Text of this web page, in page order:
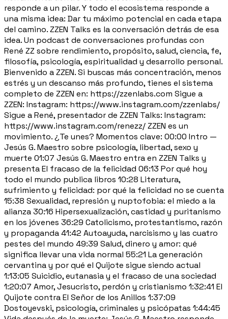
responde a un pilar. Y todo el ecosistema responde a
una misma idea: Dar tu máximo potencial en cada etapa
del camino. ZZEN Talks es la conversación detrás de esa
idea. Un podcast de conversaciones profundas con
René ZZ sobre rendimiento, propósito, salud, ciencia, fe,
filosofía, psicología, espiritualidad y desarrollo personal.
Bienvenido a ZZEN. Si buscas más concentración, menos
estrés y un descanso más profundo, tienes el sistema
completo de ZZEN en: https://zzenlabs.com Sigue a
ZZEN: Instagram: https://www.instagram.com/zzenlabs/
Sigue a René, presentador de ZZEN Talks: Instagram:
https://www.instagram.com/renezz/ ZZEN es un
movimiento. ¿Te unes? Momentos clave: 00:00 Intro —
Jesús G. Maestro sobre psicología, libertad, sexo y
muerte 01:07 Jesús G. Maestro entra en ZZEN Talks y
presenta El fracaso de la felicidad 06:13 Por qué hoy
todo el mundo publica libros 10:28 Literatura,
sufrimiento y felicidad: por qué la felicidad no se cuenta
15:38 Sexualidad, represión y nuptofobia: el miedo a la
alianza 30:16 Hipersexualización, castidad y puritanismo
en los jóvenes 36:29 Catolicismo, protestantismo, razón
y propaganda 41:42 Autoayuda, narcisismo y las cuatro
pestes del mundo 49:39 Salud, dinero y amor: qué
significa llevar una vida normal 55:21 La generación
cervantina y por qué el Quijote sigue siendo actual
1:13:05 Suicidio, eutanasia y el fracaso de una sociedad
1:20:07 Amor, Jesucristo, perdón y cristianismo 1:32:41 El
Quijote contra El Señor de los Anillos 1:37:09
Dostoyevski, psicología, criminales y psicópatas 1:44:45